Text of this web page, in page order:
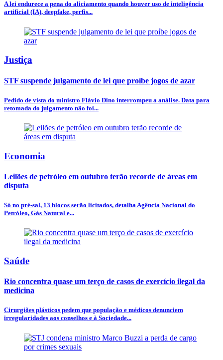
A lei endurece a pena do aliciamento quando houver uso de inteligência
artificial (IA), deepfake, perfis...
Justiça
STF suspende julgamento de lei que proíbe jogos de azar
Pedido de vista do ministro Flávio Dino interrompeu a análise. Data para
retomada do julgamento não foi...
Economia
Leilões de petróleo em outubro terão recorde de áreas em
disputa
Só no pré-sal, 13 blocos serão licitados, detalha Agência Nacional do
Petróleo, Gás Natural e...
Saúde
Rio concentra quase um terço de casos de exercício ilegal da
medicina
Cirurgiões plásticos pedem que população e médicos denunciem
irregularidades aos conselhos e à Sociedade...